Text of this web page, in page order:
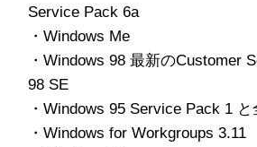
Service Pack 6a
・Windows Me
・Windows 98 最新のCustomer
98 SE
・Windows 95 Service Pack 1
・Windows for Workgroups 3.11